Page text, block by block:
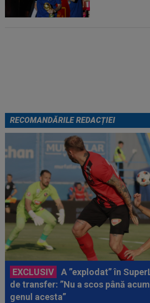
RECOMANDĂRILE REDACȚIEI
EXCLUSIV
A ”explodat” în
de transfer: ”Nu a scos până
genul acesta”